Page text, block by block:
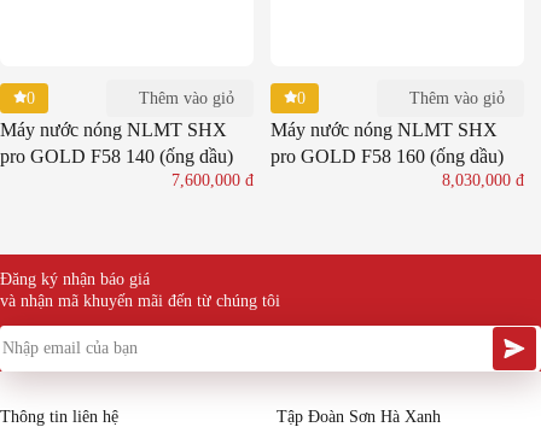
0 Thêm vào giỏ
Máy nước nóng NLMT SHX
pro GOLD F58 140 (ống dầu)
7,600,000 đ
0 Thêm vào giỏ
Máy nước nóng NLMT SHX
pro GOLD F58 160 (ống dầu)
8,030,000 đ
Đăng ký nhận báo giá
và nhận mã khuyến mãi đến từ chúng tôi
Thông tin liên hệ Tập Đoàn Sơn Hà Xanh